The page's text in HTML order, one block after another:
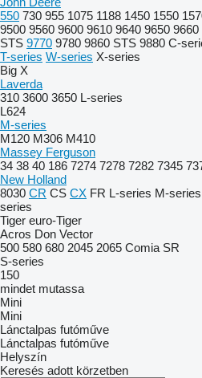
550 730 955 1075 1188 1450 1550
9500 9560 9600 9610 9640 9650 9660
STS 9770 9780 9860 STS 9880 C-
T-series W-series X-series
Big X
Laverda
310 3600 3650 L-series
L624
M-series
M120 M306 M410
Massey Ferguson
34 38 40 186 7274 7278 7282 7345
New Holland
8030 CR CS CX FR L-series M-series
series
Tiger euro-Tiger
Acros Don Vector
500 580 680 2045 2065 Comia SR
S-series
150
mindet mutassa
Mini
Mini
Lánctalpas futóműve
Lánctalpas futóműve
Helyszín
Keresés adott körzetben